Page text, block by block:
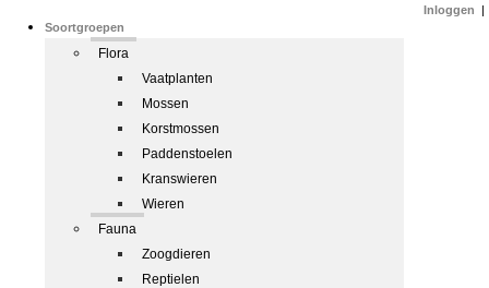
Soortgroepen
Flora
Vaatplanten
Mossen
Korstmossen
Paddenstoelen
Kranswieren
Wieren
Fauna
Zoogdieren
Reptielen
Inloggen |